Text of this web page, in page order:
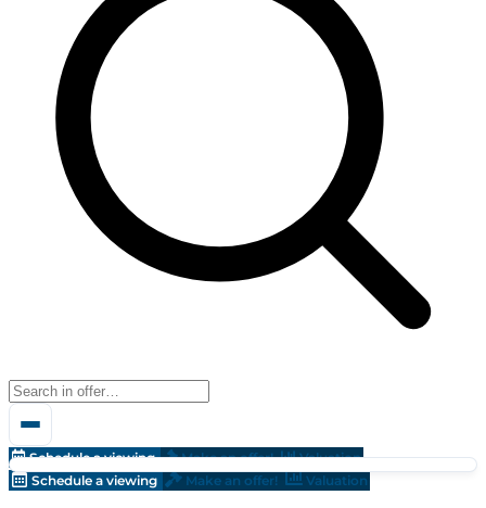
Schedule a viewing Make an offer!
Valuation
Schedule a viewing
Make an offer! Valuation